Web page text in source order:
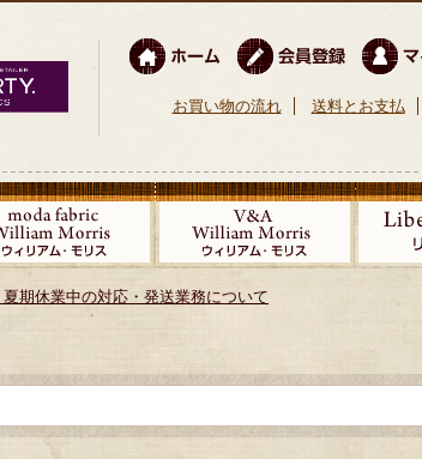
お買い物の流れ 送料とお支払
期休業中の対応・発送業務について